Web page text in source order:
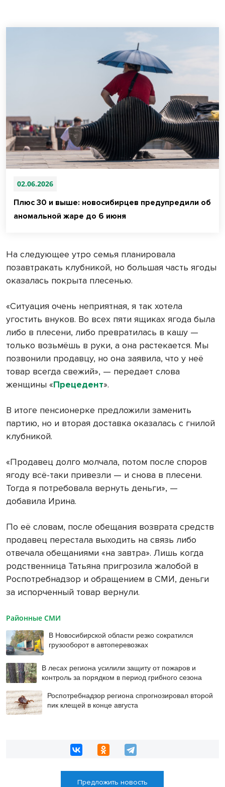
02.06.2026
Плюс 30 и выше: новосибирцев предупредили об
аномальной жаре до 6 июня
На следующее утро семья планировала
позавтракать клубникой, но большая часть ягоды
оказалась покрыта плесенью.
«Ситуация очень неприятная, я так хотела
угостить внуков. Во всех пяти ящиках ягода была
либо в плесени, либо превратилась в кашу —
только возьмёшь в руки, а она растекается. Мы
позвонили продавцу, но она заявила, что у неё
товар всегда свежий», — передает слова
женщины «Прецедент».
В итоге пенсионерке предложили заменить
партию, но и вторая доставка оказалась с гнилой
клубникой.
«Продавец долго молчала, потом после споров
ягоду всё-таки привезли — и снова в плесени.
Тогда я потребовала вернуть деньги», —
добавила Ирина.
По её словам, после обещания возврата средств
продавец перестала выходить на связь либо
отвечала обещаниями «на завтра». Лишь когда
родственница Татьяна пригрозила жалобой в
Роспотребнадзор и обращением в СМИ, деньги
за испорченный товар вернули.
Районные СМИ
В Новосибирской области резко сократился
грузооборот в автоперевозках
В лесах региона усилили защиту от пожаров и
контроль за порядком в период грибного сезона
Роспотребнадзор региона спрогнозировал второй
пик клещей в конце августа
Предложить новость